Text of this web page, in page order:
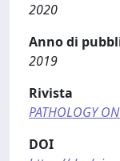
2020
Anno di
2019
Rivista
PATHOLOGY
DOI